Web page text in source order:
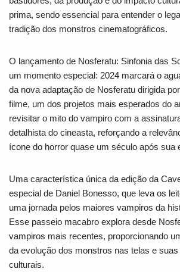
prima, sendo essencial para entender o
tradição dos monstros cinematográficos.
O lançamento de Nosferatu: Sinfonia das
um momento especial: 2024 marcará o
da nova adaptação de Nosferatu dirigida
filme, um dos projetos mais esperados do
revisitar o mito do vampiro com a
detalhista do cineasta, reforçando a
ícone do horror quase um século após sua
Uma característica única da edição da
especial de Daniel Bonesso, que leva os
uma jornada pelos maiores vampiros da
Esse passeio macabro explora desde
vampiros mais recentes, proporcionando
da evolução dos monstros nas telas e suas
culturais.